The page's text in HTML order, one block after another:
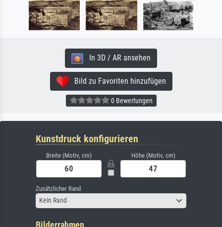
In 3D / AR ansehen
Bild zu Favoriten hinzufügen
0 Bewertungen
Kunstdruck konfigurieren
Breite (Motiv, cm) Höhe (Motiv, cm)
Zusätzlicher Rand
Kein Rand
Bilderrahmen